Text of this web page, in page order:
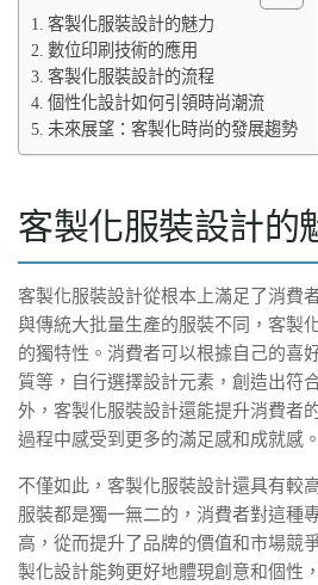
客製化服裝設計的魅力
數位印刷技術的應用
客製化服裝設計的流程
個性化設計如何引領時尚潮流
未來展望：客製化時尚的發展趨勢
客製化服裝設計的
客製化服裝設計從根本上滿足了消費
與傳統大批量生產的服裝不同，客製
的獨特性。消費者可以根據自己的喜
質等，自行選擇設計元素，創造出符
外，客製化服裝設計還能提升消費者
過程中感受到更多的滿足感和成就感。
不僅如此，客製化服裝設計還具有較
服裝都是獨一無二的，消費者對這種
高，從而提升了品牌的價值和市場競
製化設計能夠更好地體現創意和個性